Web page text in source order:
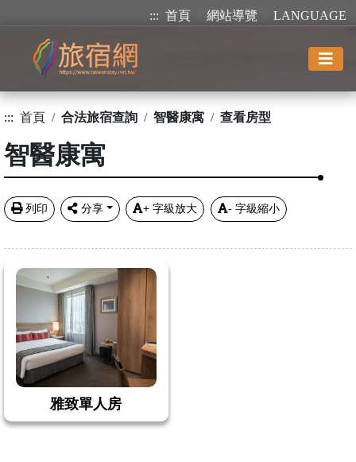
::: 首頁 網站導覽 LANGUAGE
::: 首頁 合法旅宿查詢 智醫康寓 查看房型
智醫康寓
列印 分享 + 字級放大 - 字級縮小
雅致單人房